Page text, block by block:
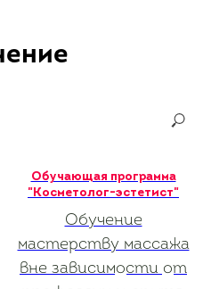
Обучающая программа
"Косметолог-эстетист"
Обучение
мастерству массажа
вне зависимости от